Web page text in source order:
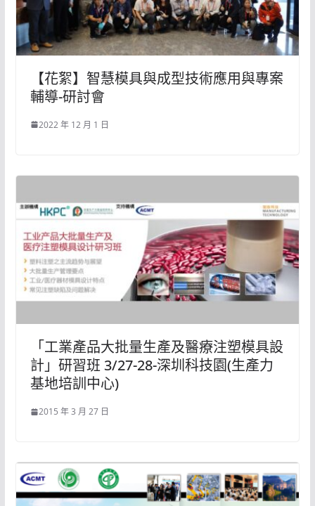
【花絮】智慧模具與成型技術應用與專案
輔導-研討會
2022 年 12 月 1 日
「工業產品大批量生產及醫療注塑模具設
計」研習班 3/27-28-深圳科技園(生產力
基地培訓中心)
2015 年 3 月 27 日